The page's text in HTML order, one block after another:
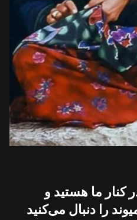
کنار ما هستید و
را دنبال می‌کنید